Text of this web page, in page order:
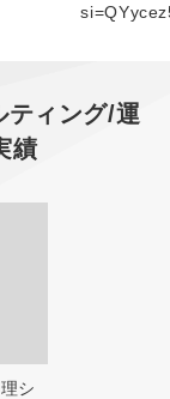
ティング/運
績
シ